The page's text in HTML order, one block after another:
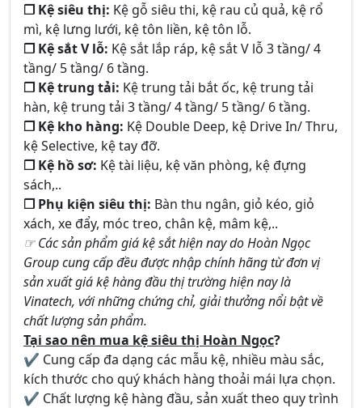
❒ Kệ siêu thị: Kệ gỗ siêu thi, kệ rau củ quả, kệ rổ
mì, kệ lưng lưới, kệ tôn liền, kệ tôn lỗ.
❒ Kệ sắt V lỗ: Kệ sắt lắp ráp, kệ sắt V lỗ 3 tầng/ 4
tầng/ 5 tầng/ 6 tầng.
❒ Kệ trung tải: Kệ trung tải bắt ốc, kệ trung tải
hàn, kệ trung tải 3 tầng/ 4 tầng/ 5 tầng/ 6 tầng.
❒ Kệ kho hàng: Kệ Double Deep, kệ Drive In/ Thru,
kệ Selective, kệ tay đỡ.
❒ Kệ hồ sơ: Kệ tài liệu, kệ văn phòng, kệ đựng
sách,..
❒ Phụ kiện siêu thị: Bàn thu ngân, giỏ kéo, giỏ
xách, xe đẩy, móc treo, chân kệ, mâm kệ,..
☞ Các sản phẩm giá kệ sắt hiện nay do Hoàn Ngọc
Group cung cấp đều được nhập chính hãng từ đơn vị
sản xuất giá kệ hàng đầu thị trường hiện nay là
Vinatech, với những chứng chỉ, giải thưởng nổi bật về
chất lượng sản phẩm.
Tại sao nên mua kệ siêu thị Hoàn Ngọc?
✔ Cung cấp đa dạng các mẫu kệ, nhiều màu sắc,
kích thước cho quý khách hàng thoải mái lựa chọn.
✔ Chất lượng kệ hàng đầu, sản xuất theo quy trình